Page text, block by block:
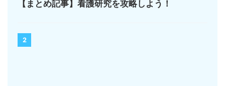
【まとめ記事】看護研究を攻略しよう！
2